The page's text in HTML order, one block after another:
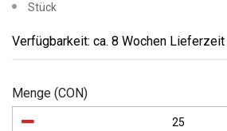
Stück
Verfügbarkeit: ca. 8 Wochen Lieferzeit
Menge (CON)